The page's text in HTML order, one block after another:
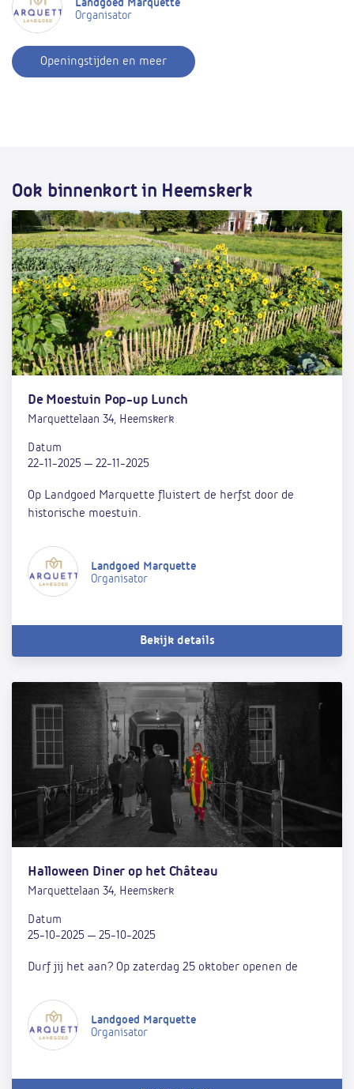
Organisator
Openingstijden en meer
Ook binnenkort in Heemskerk
De Moestuin Pop-up Lunch
Marquettelaan 34, Heemskerk
Datum
22-11-2025 — 22-11-2025
Op Landgoed Marquette fluistert de herfst door de
historische moestuin.
Landgoed Marquette
Organisator
Bekijk details
Halloween Diner op het Château
Marquettelaan 34, Heemskerk
Datum
25-10-2025 — 25-10-2025
Durf jij het aan? Op zaterdag 25 oktober openen de
Landgoed Marquette
Organisator